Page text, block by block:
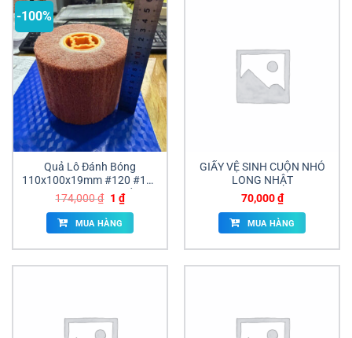
-100%
Quả Lô Đánh Bóng
110x100x19mm #120 #180
#240 #320 Giá Tốt
174,000₫ Giá
gốc
là:
174,000 ₫.
1 ₫Giá
hiện
tại
MUA HÀNG
GIẤY VỆ SINH CUỘN NHỎ
LONG NHẬT
70,000₫
MUA HÀNG